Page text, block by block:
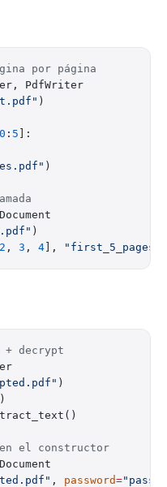
por página
PdfWriter
)
0 : 5 ]:
)
)
2 , 3 , 4 ],
+ decrypt
)
)
en el constructor
, password=